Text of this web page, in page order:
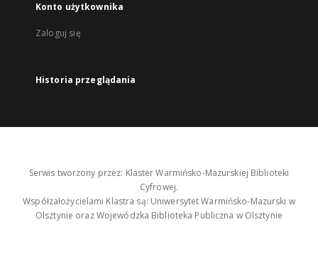
Konto użytkownika
Zaloguj się
Historia przeglądania
Serwis tworzony przez: Klaster Warmińsko-Mazurskiej Biblioteki
Cyfrowej.
Współzałożycielami Klastra są: Uniwersytet Warmińsko-Mazurski w
Olsztynie oraz Wojewódzka Biblioteka Publiczna w Olsztynie